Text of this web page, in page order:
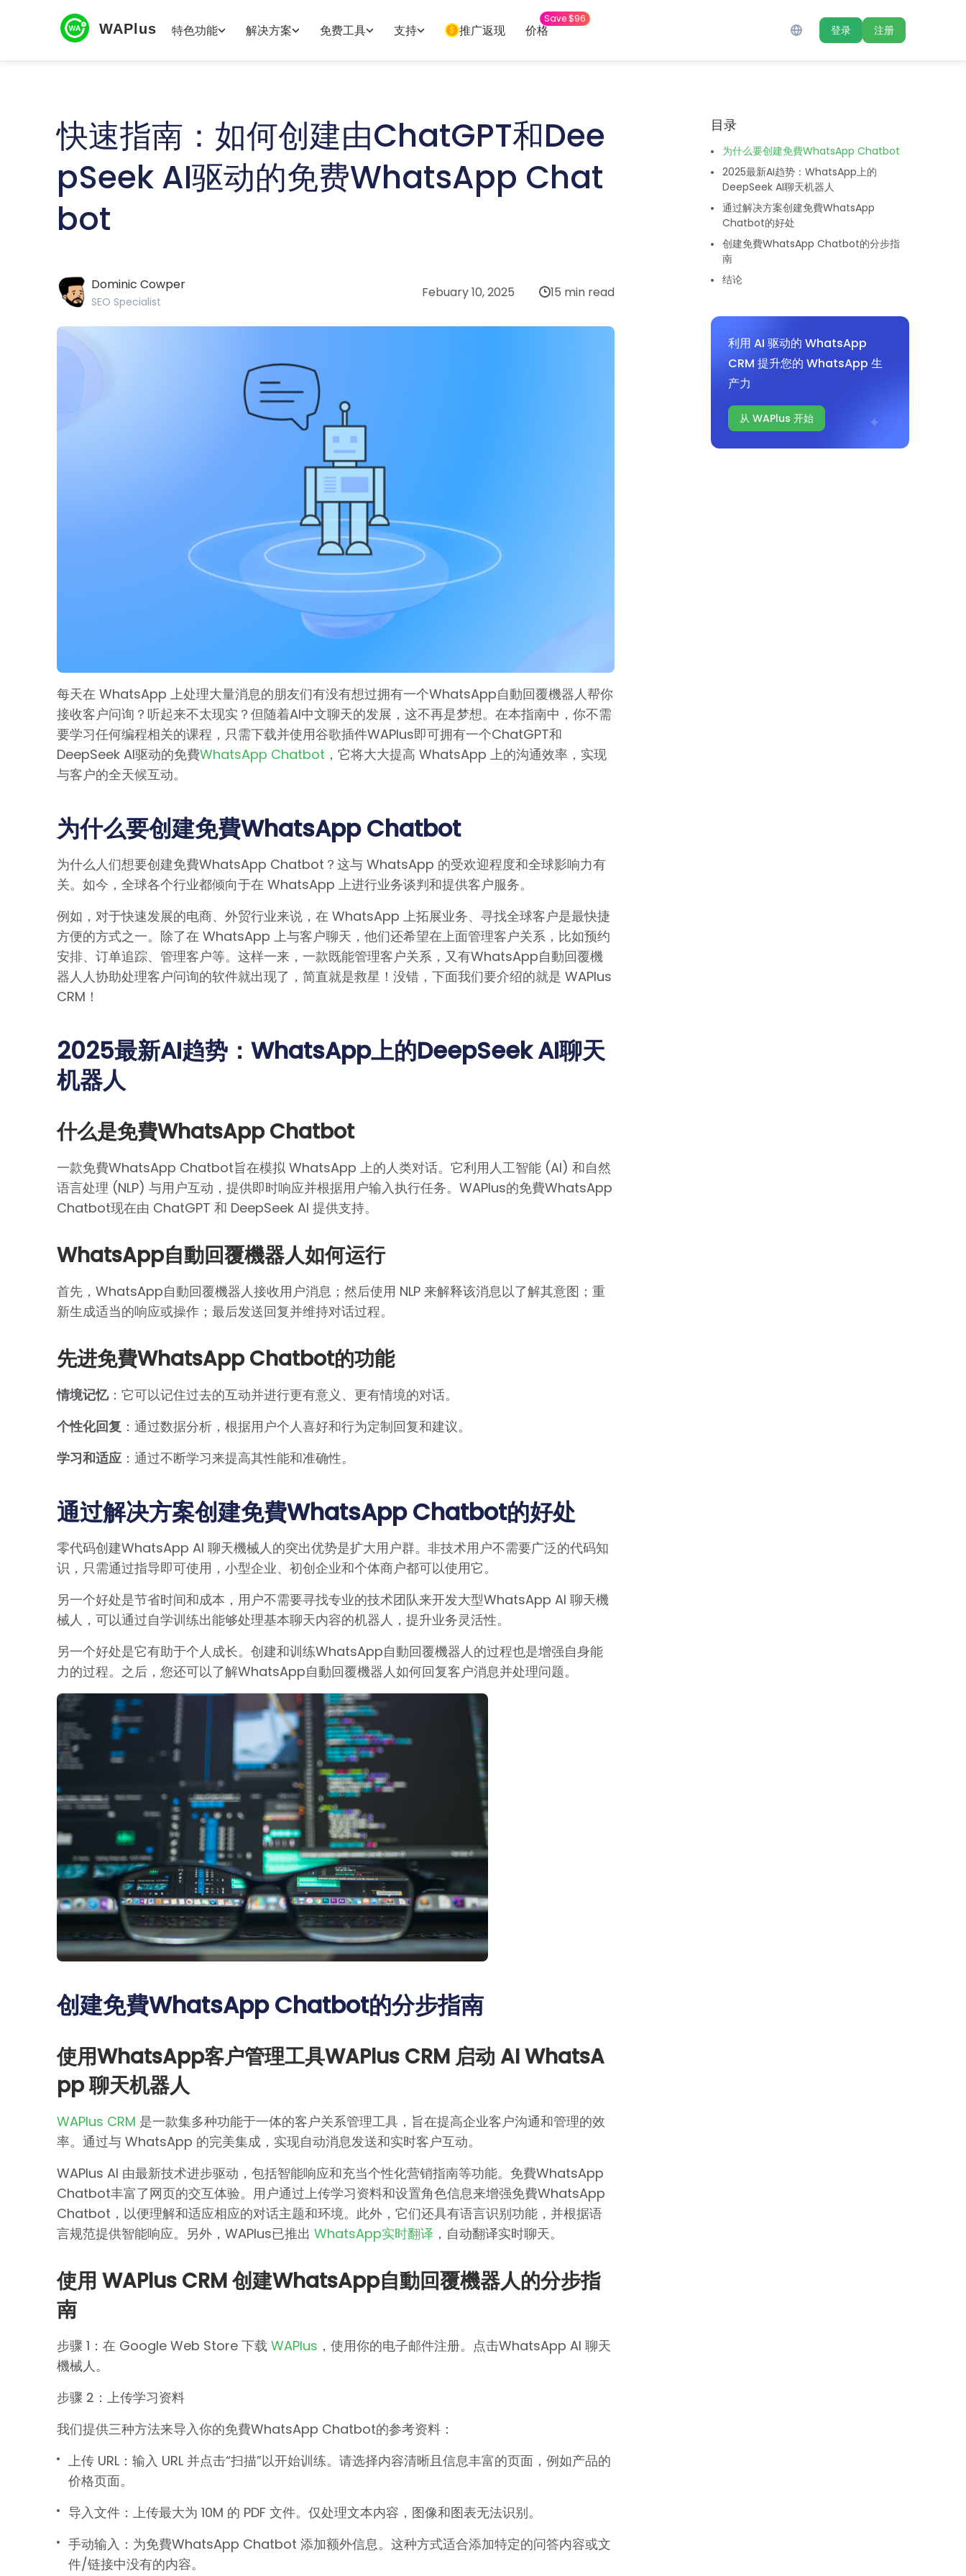
WAPlus 特色功能 解决方案 免费工具 支持 推广返现
Save $96
价格 登录 注册
快速指南：如何创建由ChatGPT和Dee
pSeek AI驱动的免费WhatsApp Chat
bot
Dominic Cowper
SEO Specialist
Febuary 10, 2025 15 min read
每天在 WhatsApp 上处理大量消息的朋友们有没有想过拥有一个WhatsApp自動回覆機器人帮你
接收客户问询？听起来不太现实？但随着AI中文聊天的发展，这不再是梦想。在本指南中，你不需
要学习任何编程相关的课程，只需下载并使用谷歌插件WAPlus即可拥有一个ChatGPT和
DeepSeek AI驱动的免費WhatsApp Chatbot ，它将大大提高 WhatsApp 上的沟通效率，实现
与客户的全天候互动。
为什么要创建免費WhatsApp Chatbot
为什么人们想要创建免費WhatsApp Chatbot？这与 WhatsApp 的受欢迎程度和全球影响力有
关。如今，全球各个行业都倾向于在 WhatsApp 上进行业务谈判和提供客户服务。
例如，对于快速发展的电商、外贸行业来说，在 WhatsApp 上拓展业务、寻找全球客户是最快捷
方便的方式之一。除了在 WhatsApp 上与客户聊天，他们还希望在上面管理客户关系，比如预约
安排、订单追踪、管理客户等。这样一来，一款既能管理客户关系，又有WhatsApp自動回覆機
器人人协助处理客户问询的软件就出现了，简直就是救星！没错，下面我们要介绍的就是 WAPlus
CRM！
2025最新AI趋势：WhatsApp上的DeepSeek AI聊天
机器人
什么是免費WhatsApp Chatbot
一款免費WhatsApp Chatbot旨在模拟 WhatsApp 上的人类对话。它利用人工智能 (AI) 和自然
语言处理 (NLP) 与用户互动，提供即时响应并根据用户输入执行任务。WAPlus的免費WhatsApp
Chatbot现在由 ChatGPT 和 DeepSeek AI 提供支持。
WhatsApp自動回覆機器人如何运行
首先，WhatsApp自動回覆機器人接收用户消息；然后使用 NLP 来解释该消息以了解其意图；重
新生成适当的响应或操作；最后发送回复并维持对话过程。
先进免費WhatsApp Chatbot的功能
情境记忆：它可以记住过去的互动并进行更有意义、更有情境的对话。
个性化回复：通过数据分析，根据用户个人喜好和行为定制回复和建议。
学习和适应：通过不断学习来提高其性能和准确性。
通过解决方案创建免費WhatsApp Chatbot的好处
零代码创建WhatsApp AI 聊天機械人的突出优势是扩大用户群。非技术用户不需要广泛的代码知
识，只需通过指导即可使用，小型企业、初创企业和个体商户都可以使用它。
另一个好处是节省时间和成本，用户不需要寻找专业的技术团队来开发大型WhatsApp AI 聊天機
械人，可以通过自学训练出能够处理基本聊天内容的机器人，提升业务灵活性。
另一个好处是它有助于个人成长。创建和训练WhatsApp自動回覆機器人的过程也是增强自身能
力的过程。之后，您还可以了解WhatsApp自動回覆機器人如何回复客户消息并处理问题。
创建免費WhatsApp Chatbot的分步指南
使用WhatsApp客户管理工具WAPlus CRM 启动 AI WhatsA
pp 聊天机器人
WAPlus CRM 是一款集多种功能于一体的客户关系管理工具，旨在提高企业客户沟通和管理的效
率。通过与 WhatsApp 的完美集成，实现自动消息发送和实时客户互动。
WAPlus AI 由最新技术进步驱动，包括智能响应和充当个性化营销指南等功能。免費WhatsApp
Chatbot丰富了网页的交互体验。用户通过上传学习资料和设置角色信息来增强免費WhatsApp
Chatbot，以便理解和适应相应的对话主题和环境。此外，它们还具有语言识别功能，并根据语
言规范提供智能响应。另外，WAPlus已推出 WhatsApp实时翻译 ，自动翻译实时聊天。
使用 WAPlus CRM 创建WhatsApp自動回覆機器人的分步指
南
步骤 1：在 Google Web Store 下载 WAPlus ，使用你的电子邮件注册。点击WhatsApp AI 聊天
機械人。
步骤 2：上传学习资料
我们提供三种方法来导入你的免費WhatsApp Chatbot的参考资料：
上传 URL：输入 URL 并点击“扫描”以开始训练。请选择内容清晰且信息丰富的页面，例如产品的
价格页面。
导入文件：上传最大为 10M 的 PDF 文件。仅处理文本内容，图像和图表无法识别。
手动输入：为免費WhatsApp Chatbot 添加额外信息。这种方式适合添加特定的问答内容或文
件/链接中没有的内容。
目录‌
为什么要创建免費WhatsApp Chatbot
2025最新AI趋势：WhatsApp上的
DeepSeek AI聊天机器人
通过解决方案创建免費WhatsApp
Chatbot的好处
创建免費WhatsApp Chatbot的分步指
南
结论
利用 AI 驱动的 WhatsApp
CRM 提升您的 WhatsApp 生
产力
从 WAPlus 开始